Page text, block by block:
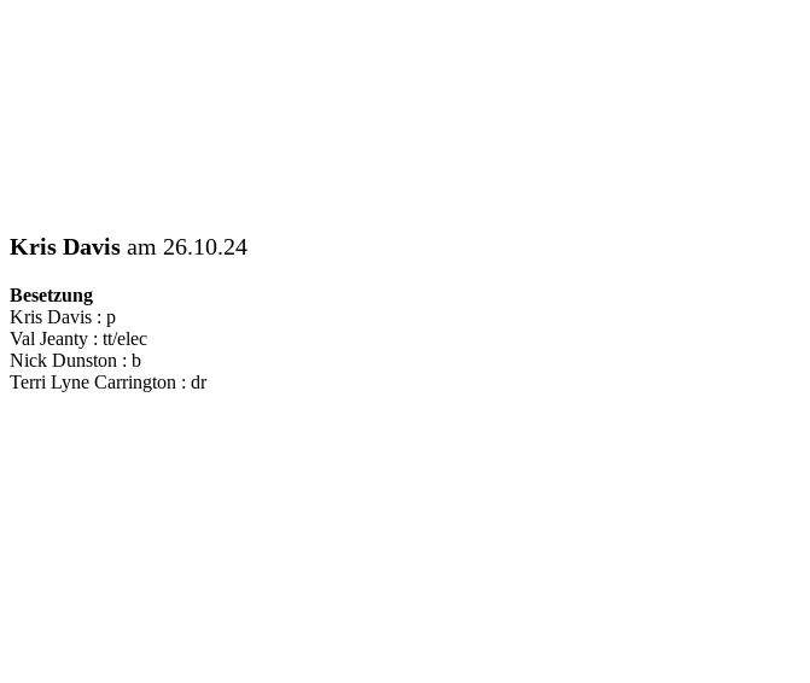
Kris Davis am 26.10.24
Besetzung
Kris Davis : p
Val Jeanty : tt/elec
Nick Dunston : b
Terri Lyne Carrington : dr